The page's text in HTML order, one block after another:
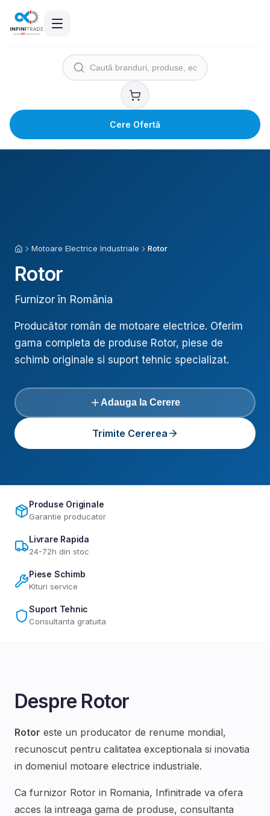
Cere Ofertă
AcasăMotoare Electrice Industriale Rotor
Rotor
Furnizor în România
Producător român de motoare electrice. Oferim
gama completa de produse Rotor, piese de
schimb originale si suport tehnic specializat.
Adauga la Cerere
Trimite Cererea
Produse Originale
Garantie producator
Livrare Rapida
24-72h din stoc
Piese Schimb
Kituri service
Suport Tehnic
Consultanta gratuita
Despre Rotor
Rotor este un producator de renume mondial,
recunoscut pentru calitatea exceptionala si inovatia
in domeniul motoare electrice industriale.
Ca furnizor Rotor in Romania, Infinitrade va ofera
acces la intreaga gama de produse, consultanta